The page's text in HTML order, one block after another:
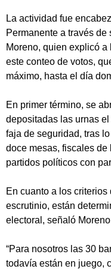
La actividad fue
Permanente a través
Moreno, quien explicó
este conteo de votos,
máximo, hasta el día
En primer término, se
depositadas las urnas
faja de seguridad, tras
doce mesas, fiscales
partidos políticos con
En cuanto a los criterios
escrutinio, están
electoral, señaló
“Para nosotros las 30
todavía están en juego,